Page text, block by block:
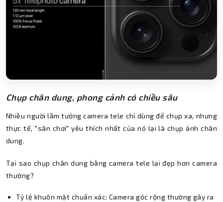
Chụp chân dung, phong cảnh có chiều sâu
Nhiều người lầm tưởng camera tele chỉ dùng để chụp xa, nhưng
thực tế, "sân chơi" yêu thích nhất của nó lại là chụp ảnh chân
dung.
Tại sao chụp chân dung bằng camera tele lại đẹp hơn camera
thường?
Tỷ lệ khuôn mặt chuẩn xác: Camera góc rộng thường gây ra